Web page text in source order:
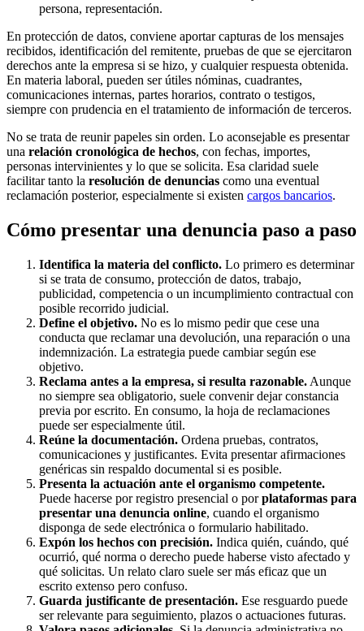
persona, representación.
En protección de datos, conviene aportar capturas de los mensajes
recibidos, identificación del remitente, pruebas de que se ejercitaron
derechos ante la empresa si se hizo, y cualquier respuesta obtenida.
En materia laboral, pueden ser útiles nóminas, cuadrantes,
comunicaciones internas, partes horarios, contrato o testigos,
siempre con prudencia en el tratamiento de información de terceros.
No se trata de reunir papeles sin orden. Lo aconsejable es presentar
una relación cronológica de hechos, con fechas, importes,
personas intervinientes y lo que se solicita. Esa claridad suele
facilitar tanto la resolución de denuncias como una eventual
reclamación posterior, especialmente si existen cargos bancarios.
Cómo presentar una denuncia paso a paso
Identifica la materia del conflicto. Lo primero es determinar
si se trata de consumo, protección de datos, trabajo,
publicidad, competencia o un incumplimiento contractual con
posible recorrido judicial.
Define el objetivo. No es lo mismo pedir que cese una
conducta que reclamar una devolución, una reparación o una
indemnización. La estrategia puede cambiar según ese
objetivo.
Reclama antes a la empresa, si resulta razonable. Aunque
no siempre sea obligatorio, suele convenir dejar constancia
previa por escrito. En consumo, la hoja de reclamaciones
puede ser especialmente útil.
Reúne la documentación. Ordena pruebas, contratos,
comunicaciones y justificantes. Evita presentar afirmaciones
genéricas sin respaldo documental si es posible.
Presenta la actuación ante el organismo competente.
Puede hacerse por registro presencial o porplataformas para
presentar una denuncia online, cuando el organismo
disponga de sede electrónica o formulario habilitado.
Expón los hechos con precisión. Indica quién, cuándo, qué
ocurrió, qué norma o derecho puede haberse visto afectado y
qué solicitas. Un relato claro suele ser más eficaz que un
escrito extenso pero confuso.
Guarda justificante de presentación. Ese resguardo puede
ser relevante para seguimiento, plazos o actuaciones futuras.